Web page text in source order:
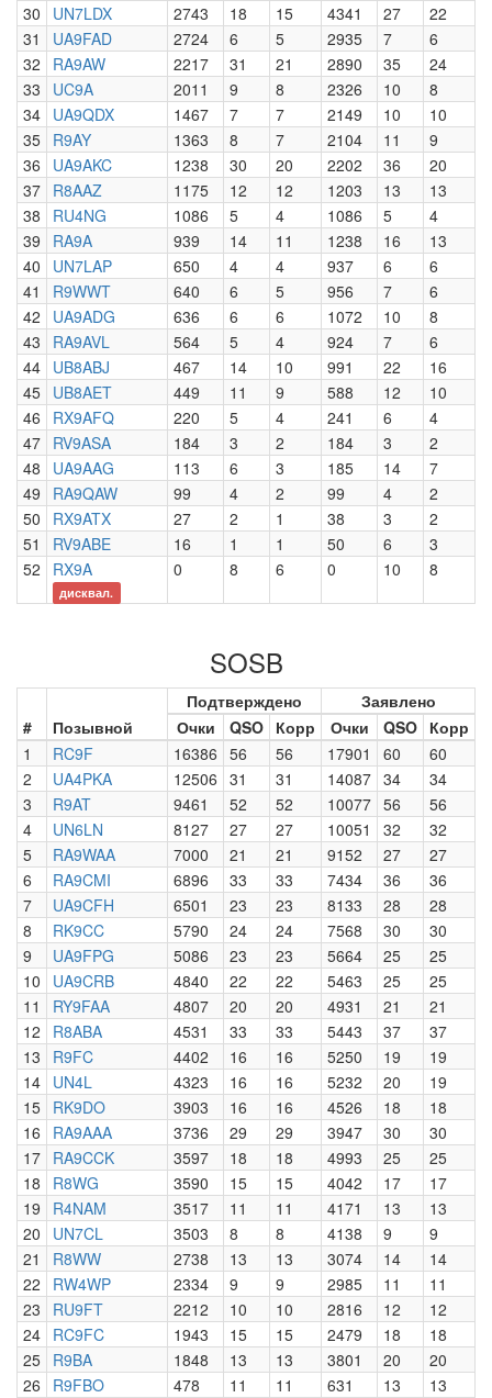
30
UN7LDX 2743 18 15 4341 27
22
31
UA9FAD 2724 6 5 2935 7
6
32
RA9AW 2217 31 21 2890 35
24
33
UC9A 2011 9 8 2326 10
8
34 UA9QDX 1467 7 7 2149 10
10
35 R9AY 1363 8 7 2104 11
9
36
UA9AKC 1238 30 20 2202 36
20
37 R8AAZ 1175 12 12 1203 13
13
38
RU4NG 1086 5 4 1086 5
4
39
RA9A 939 14 11 1238 16
13
40
UN7LAP 650 4 4 937 6
6
41
R9WWT 640 6 5 956 7
6
42
UA9ADG 636 6 6 1072 10
8
43
RA9AVL 564 5 4 924 7
6
44 UB8ABJ 467 14 10 991 22
16
45 UB8AET 449 11 9 588 12
10
46
RX9AFQ 220 5 4 241 6
4
47 RV9ASA 184 3 2 184 3
2
48
UA9AAG 113 6 3 185 14
7
49
RA9QAW 99 4 2 99 4
2
50
RX9ATX 27 2 1 38 3
2
51
RV9ABE 16 1 1 50 6
3
52
RX9A
дисквал.
0 8 6 0 10 8
SOSB
# Позывной
Подтверждено
Заявлено
Очки
QSO Корр Очки QSO Корр
1
RC9F 16386 56 56 17901 60
60
2
UA4PKA 12506 31 31 14087 34
34
3
R9AT 9461 52 52 10077 56
56
4
UN6LN 8127 27 27 10051 32
32
5
RA9WAA 7000 21 21 9152 27
27
6
RA9CMI 6896 33 33 7434 36
36
7
UA9CFH 6501 23 23 8133 28
28
8
RK9CC 5790 24 24 7568 30
30
9
UA9FPG 5086 23 23 5664 25
25
10
UA9CRB 4840 22 22 5463 25
25
11
RY9FAA 4807 20 20 4931 21
21
12
R8ABA 4531 33 33 5443 37
37
13
R9FC 4402 16 16 5250 19
19
14 UN4L 4323 16 16 5232 20
19
15 RK9DO 3903 16 16 4526 18
18
16
RA9AAA 3736 29 29 3947 30
30
17 RA9CCK 3597 18 18 4993 25
25
18
R8WG 3590 15 15 4042 17
17
19
R4NAM 3517 11 11 4171 13
13
20
UN7CL 3503 8 8 4138 9
9
21
R8WW 2738 13 13 3074 14
14
22
RW4WP 2334 9 9 2985 11
11
23
RU9FT 2212 10 10 2816 12
12
24 RC9FC 1943 15 15 2479 18
18
25 R9BA 1848 13 13 3801 20
20
26
R9FBO 478 11 11 631 13
13